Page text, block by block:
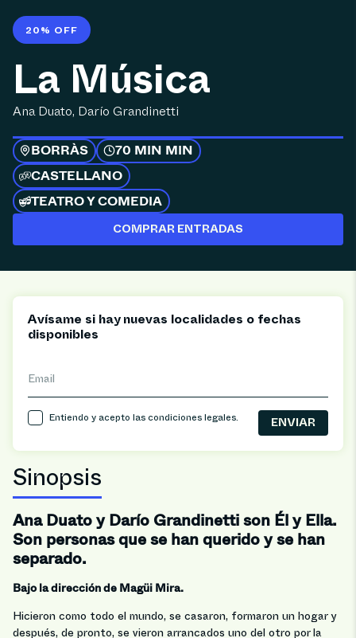
20% OFF
La Música
Ana Duato, Darío Grandinetti
BORRÀS
70 MIN MIN
CASTELLANO
TEATRO Y COMEDIA
COMPRAR ENTRADAS
Sinopsis
Ana Duato y Darío Grandinetti son Él y Ella.
Son personas que se han querido y se han
separado.
Bajo la dirección de Magüi Mira.
Hicieron como todo el mundo, se casaron, formaron un hogar y
después, de pronto, se vieron arrancados uno del otro por la
Avísame si hay nuevas localidades o fechas
disponibles
Email
Entiendo y acepto lascondiciones legales